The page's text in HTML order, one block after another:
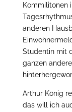
Kommilitonen
anderen
Studentin mit
ganzen
Arthur König
das will ich